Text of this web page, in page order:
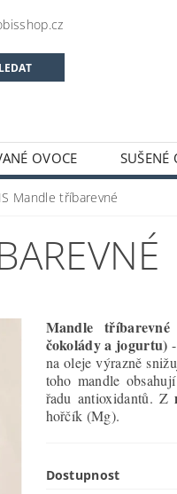
OVOCE
SUŠENÉ
PODMÍNKY
Mandle tříbarevné
Mandle
čokolády a jogurtu)
na oleje výrazně
toho mandle
řadu antioxidantů. Z
hořčík (Mg).
Dostupnost